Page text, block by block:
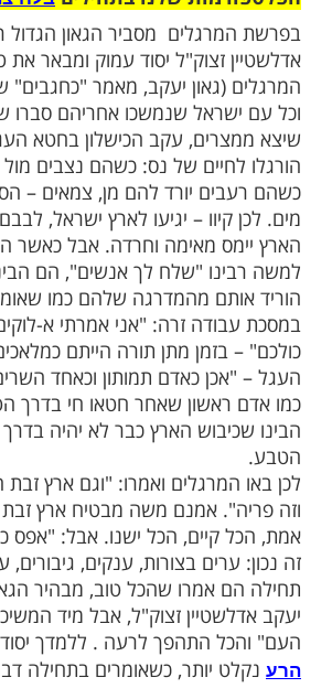
עוד תוכן חדש ומפתיע!
שלנו בתהיליםבלחיצה
מסביר הגאון הגדול רבי
זצוק"ל יסוד עמוק ומבאר את
יעקב, מאמר "כחגבים"
שנמשכו אחריהם סברו שהם
עקב הכישלון בחטא העגל.
של נס: כשהם נצבים מול ים,
יורד להם מן, צמאים – הסלע
– יגיעו לארץ ישראל, לבבם
מאימה וחרדה. אבל כאשר
"שלח לך אנשים", הם הבינו
מהמדרגה שלהם כמו שאומרת
זרה: "אני אמרתי א-לוקים אתם
מתן תורה הייתם כמלאכים.
כאדם תמותון וכאחד השרים